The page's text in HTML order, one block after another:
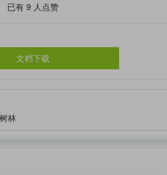
拿来饼干捏成碎屑，撒在鸽群里，鸽子
到飞翔的燕子，呼啸而来，欢叫而去，
上喧闹，无处不在，乡村因燕子而生气
块春泥、几根草叶、几片羽毛，加上
简陋的寝室。在此栖息、生儿育女，
巢中产卵，产卵以后，就呆在里面
它们会一起离巢而去，这里就成了
已有 9 人点赞
文档下载
林